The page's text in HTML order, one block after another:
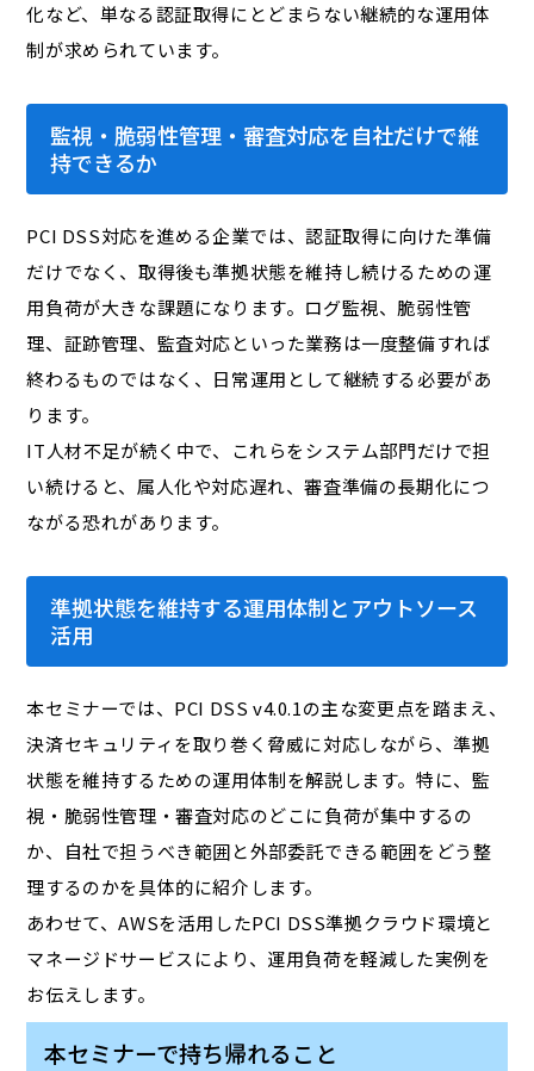
化など、単なる認証取得にとどまらない継続的な運用体
制が求められています。
監視・脆弱性管理・審査対応を自社だけで維
持できるか
PCI DSS対応を進める企業では、認証取得に向けた準備
だけでなく、取得後も準拠状態を維持し続けるための運
用負荷が大きな課題になります。ログ監視、脆弱性管
理、証跡管理、監査対応といった業務は一度整備すれば
終わるものではなく、日常運用として継続する必要があ
ります。
IT人材不足が続く中で、これらをシステム部門だけで担
い続けると、属人化や対応遅れ、審査準備の長期化につ
ながる恐れがあります。
準拠状態を維持する運用体制とアウトソース
活用
本セミナーでは、PCI DSS v4.0.1の主な変更点を踏まえ、
決済セキュリティを取り巻く脅威に対応しながら、準拠
状態を維持するための運用体制を解説します。特に、監
視・脆弱性管理・審査対応のどこに負荷が集中するの
か、自社で担うべき範囲と外部委託できる範囲をどう整
理するのかを具体的に紹介します。
あわせて、AWSを活用したPCI DSS準拠クラウド環境と
マネージドサービスにより、運用負荷を軽減した実例を
お伝えします。
本セミナーで持ち帰れること